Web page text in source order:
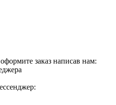
заказ написав нам: